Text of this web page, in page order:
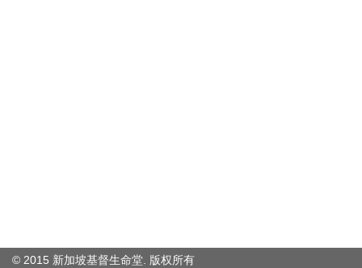
© 2015 新加坡基督生命堂. 版权所有